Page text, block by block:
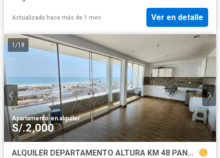
Actualizado hace más de 1 mes Ver en detalle
1/18
Apartamento·en alquiler
S/.2,000
ALQUILER DEPARTAMENTO ALTURA KM 48 PANAMERICANA SUR EN PUNTA NEGRA